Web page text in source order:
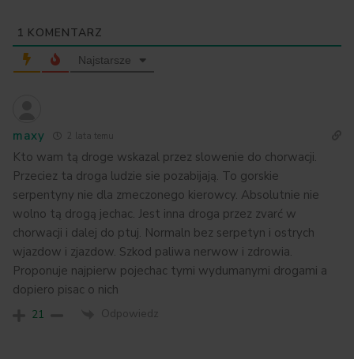
1 KOMENTARZ
Najstarsze
maxy 2 lata temu
Kto wam tą droge wskazal przez slowenie do chorwacji.
Przeciez ta droga ludzie sie pozabijają. To gorskie
serpentyny nie dla zmeczonego kierowcy. Absolutnie nie
wolno tą drogą jechac. Jest inna droga przez zvarć w
chorwacji i dalej do ptuj. Normaln bez serpetyn i ostrych
wjazdow i zjazdow. Szkod paliwa nerwow i zdrowia.
Proponuje najpierw pojechac tymi wydumanymi drogami a
dopiero pisac o nich
21 Odpowiedz